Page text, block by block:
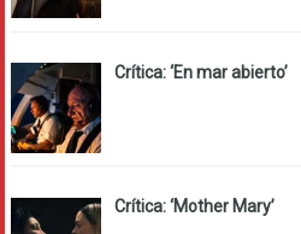
Crítica: ‘En mar abierto’
Crítica: ‘Mother Mary’